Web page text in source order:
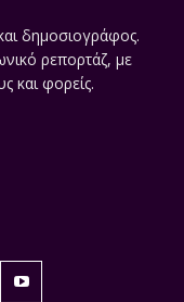
δημοσιογράφος.
ρεπορτάζ, με
και φορείς.